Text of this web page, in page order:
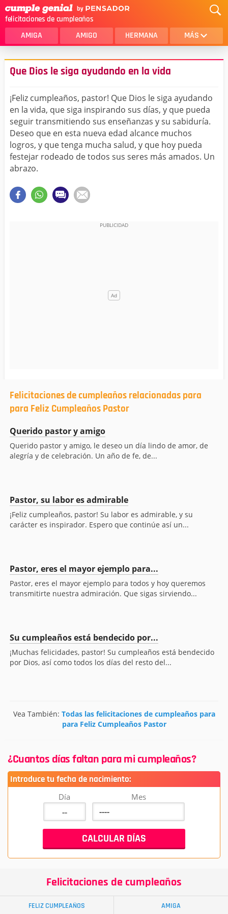
felicitaciones de cumpleaños
AMIGA AMIGO HERMANA MÁS
MAMA
AMOR
SOBRINA
HIJA
HERMANO
HIJO
NOVIA
ESPOSO
PAPA
HOMBRE
ALGUIEN ESPECIAL
TODAS LAS CATEGORÍAS
Que Dios le siga ayudando en la vida
¡Feliz cumpleaños, pastor! Que Dios le siga ayudando
en la vida, que siga inspirando sus días, y que pueda
seguir transmitiendo sus enseñanzas y su sabiduría.
Deseo que en esta nueva edad alcance muchos
logros, y que tenga mucha salud, y que hoy pueda
festejar rodeado de todos sus seres más amados. Un
abrazo.
Felicitaciones de cumpleaños relacionadas para
para Feliz Cumpleaños Pastor
Querido pastor y amigo
Querido pastor y amigo, le deseo un día lindo de amor, de
alegría y de celebración. Un año de fe, de...
Pastor, su labor es admirable
¡Feliz cumpleaños, pastor! Su labor es admirable, y su
carácter es inspirador. Espero que continúe así un...
Pastor, eres el mayor ejemplo para...
Pastor, eres el mayor ejemplo para todos y hoy queremos
transmitirte nuestra admiración. Que sigas sirviendo...
Su cumpleaños está bendecido por...
¡Muchas felicidades, pastor! Su cumpleaños está bendecido
por Dios, así como todos los días del resto del...
Vea También: Todas las felicitaciones de cumpleaños para
para Feliz Cumpleaños Pastor
¿Cuantos días faltan para mi cumpleaños?
Introduce tu fecha de nacimiento:
Día Mes
Felicitaciones de cumpleaños
FELIZ CUMPLEAÑOS AMIGA